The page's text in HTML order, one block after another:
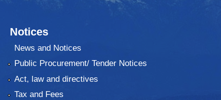
Notices
News and Notices
Public Procurement/ Tender Notices
Act, law and directives
Tax and Fees